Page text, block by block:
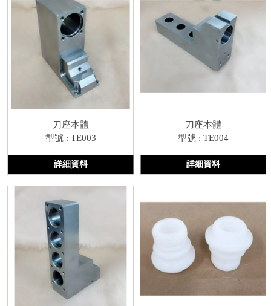
刀座本體
型號 : TE003
詳細資料
刀座本體
型號 : TE004
詳細資料